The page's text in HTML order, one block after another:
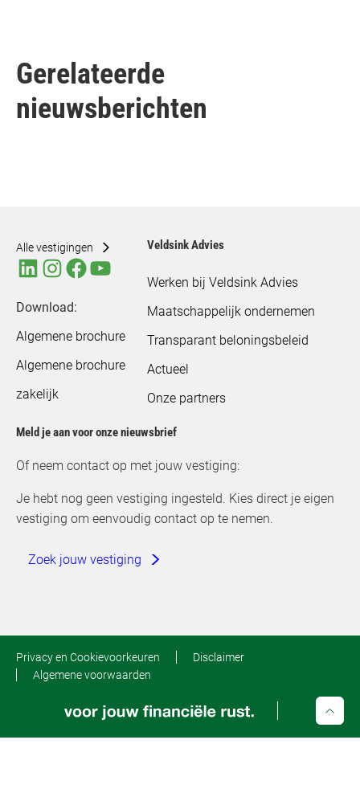
Gerelateerde
nieuwsberichten
Alle vestigingen
Download:
Algemene brochure
Algemene brochure
zakelijk
Veldsink Advies
Werken bij Veldsink Advies
Maatschappelijk ondernemen
Transparant beloningsbeleid
Actueel
Onze partners
Meld je aan voor onze nieuwsbrief
Of neem contact op met jouw vestiging:
Je hebt nog geen vestiging ingesteld. Kies direct je eigen
vestiging om eenvoudig contact op te nemen.
Zoek jouw vestiging
Privacy en Cookievoorkeuren
Disclaimer
Algemene voorwaarden